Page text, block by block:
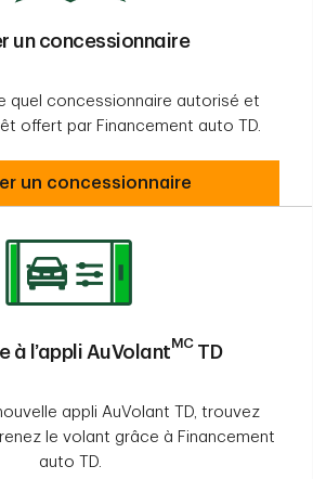
un concessionnaire
quel concessionnaire autorisé et
offert par Financement auto TD.
un concessionnaire
un concessionnaire
à l’appli AuVolantMC TD
appli AuVolant TD, trouvez
le volant grâce à Financement
auto TD.